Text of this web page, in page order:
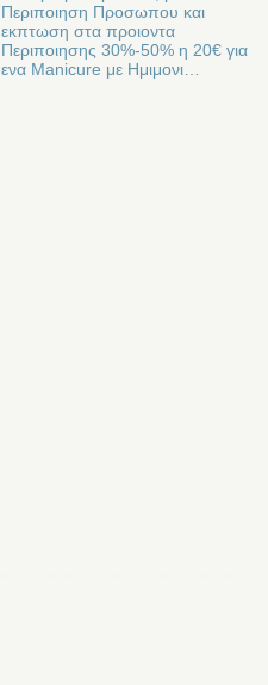
Περιποιηση Προσωπου και
εκπτωση στα προιοντα
Περιποιησης 30%-50% η 20€ για
ενα Manicure με Ημιμονι…